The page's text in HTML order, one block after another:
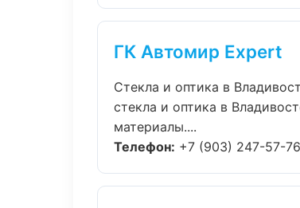
ГК Автомир Expert
Стекла и оптика в
стекла и оптика в
материалы....
Телефон: +7 (903) 247-57-76